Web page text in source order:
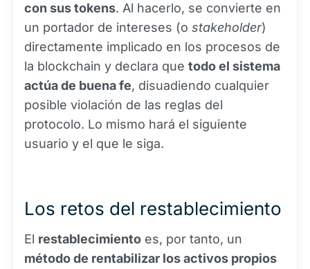
con sus tokens. Al hacerlo, se convierte en
un portador de intereses (o stakeholder)
directamente implicado en los procesos de
la blockchain y declara que todo el sistema
actúa de buena fe, disuadiendo cualquier
posible violación de las reglas del
protocolo. Lo mismo hará el siguiente
usuario y el que le siga.
Los retos del restablecimiento
El restablecimiento es, por tanto, un
método de rentabilizar los activos propios